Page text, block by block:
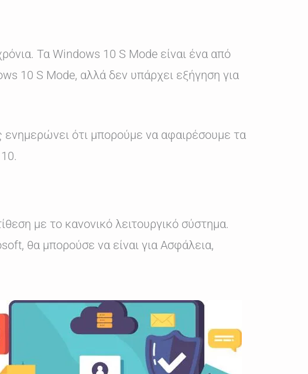
Τα Windows 10 S Mode είναι ένα από
10 S Mode, αλλά δεν υπάρχει εξήγηση για
ότι μπορούμε να αφαιρέσουμε τα
με το κανονικό λειτουργικό σύστημα.
θα μπορούσε να είναι για Ασφάλεια,